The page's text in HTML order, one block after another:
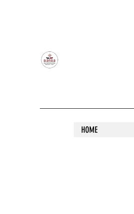
HOME